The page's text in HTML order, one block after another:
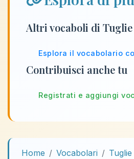
Altri vocaboli di Tuglie
Esplora il vocabolario
Contribuisci anche tu
Registrati e aggiungi
Home Vocabolari Tuglie